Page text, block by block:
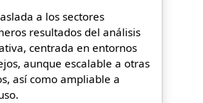
a los sectores
resultados del análisis
centrada en entornos
aunque escalable a otras
así como ampliable a